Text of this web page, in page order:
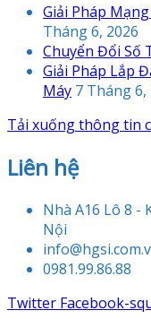
Giải Pháp
Tháng 6, 2026
Chuyển Đổi Số
Giải Pháp Lắp
Máy 7 Tháng 6,
Tải xuống thông tin
Liên hệ
Nhà A16 Lô 8 -
Nội
0981.99.86.88
Twitter Facebook-